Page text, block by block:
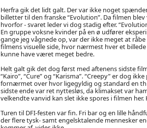
Herfra gik det lidt galt. Der var ikke noget
billetter til den franske “Evolution”. Da filmen
hvorfor - svaret leder vi dog stadig efter.
En gruppe voksne kvinder på en ø udfører
gange jeg vågnede op, var der ikke meget at
filmens visuelle side, hvor nærmest hver et
kunne have været meget bedre.
Helt galt gik det dog først med aftenens sidste
“Kairo”, “Cure” og “Karisma”. “Creepy” er dog
fornærmet over hvor ligegyldig og standard en
sidste ende var ret nyttesløs, da klimakset var
velkendte vanvid kan slet ikke spores i filmen
Turen til DFI-festen var fin. Fri bar og en lille
der flere tysk- samt engelsktalende mennesker